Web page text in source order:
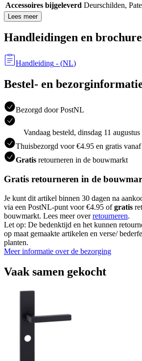
Accessoires bijgeleverd Deurschilden,
Lees meer
Handleidingen en
Handleiding - (NL)
Bestel- en
Bezorgd door PostNL
Vandaag besteld, dinsdag 11
Thuisbezorgd voor €4.95 en gratis
Gratis retourneren in de bouwmarkt
Gratis retourneren in de
Je kunt dit artikel binnen 30 dagen na
via een PostNL-punt voor €4.95 ofgratis
bouwmarkt. Lees meer overretourneren.
Let op: De bedenktijd en het kunnen
op maat gemaakte artikelen en verse/
planten.
Meer informatie over de bezorging
Vaak samen gekocht